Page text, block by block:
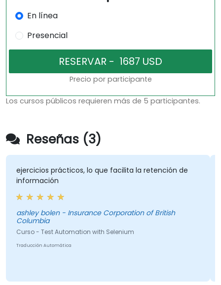
En línea
Presencial
Precio por participante
Los cursos públicos requieren más de 5 participantes.
Reseñas (3)
ejercicios prácticos, lo que facilita la retención de
información
ashley bolen - Insurance Corporation of British
Columbia
Curso - Test Automation with Selenium
Traducción Automática